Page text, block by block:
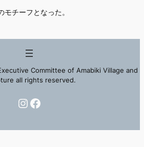
チーフとなった。
Committee of Amabiki Village and
all rights reserved.
Instagram
Facebook